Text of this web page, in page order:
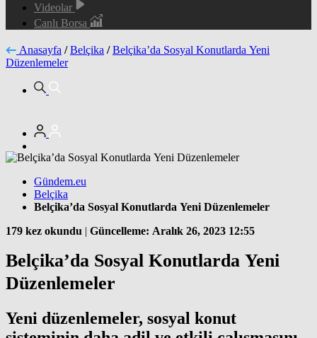
Videolar
Canlı Borsa
Anasayfa / Belçika / Belçika’da Sosyal Konutlarda Yeni
Düzenlemeler
Gündem.eu
Belçika
Belçika’da Sosyal Konutlarda Yeni Düzenlemeler
179 kez okundu | Güncelleme: Aralık 26, 2023 12:55
Belçika’da Sosyal Konutlarda Yeni
Düzenlemeler
Yeni düzenlemeler, sosyal konut